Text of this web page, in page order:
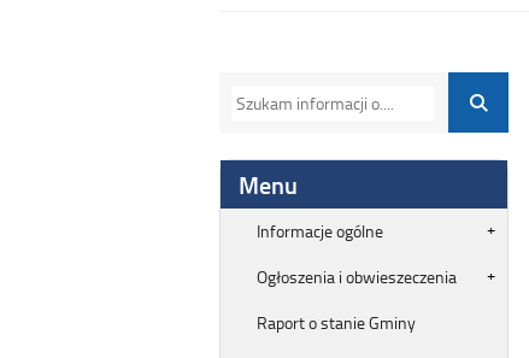
Menu
Informacje ogólne
Ogłoszenia i obwieszeczenia
Raport o stanie Gminy